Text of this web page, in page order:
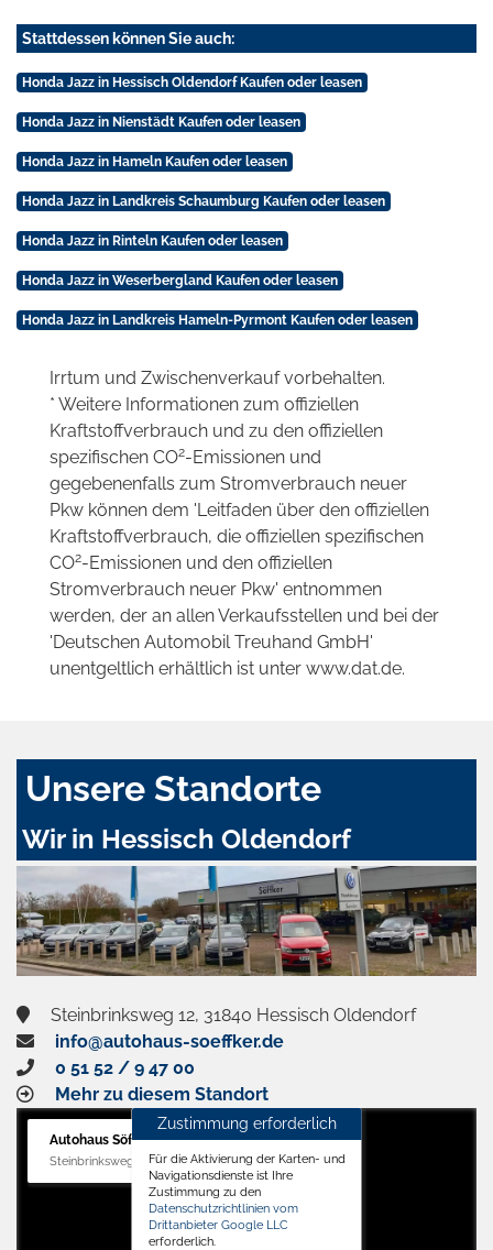
Stattdessen können Sie auch:
Honda Jazz in Hessisch Oldendorf Kaufen oder leasen
Honda Jazz in Nienstädt Kaufen oder leasen
Honda Jazz in Hameln Kaufen oder leasen
Honda Jazz in Landkreis Schaumburg Kaufen oder leasen
Honda Jazz in Rinteln Kaufen oder leasen
Honda Jazz in Weserbergland Kaufen oder leasen
Honda Jazz in Landkreis Hameln-Pyrmont Kaufen oder leasen
Irrtum und Zwischenverkauf vorbehalten.
* Weitere Informationen zum offiziellen
Kraftstoffverbrauch und zu den offiziellen
spezifischen CO2-Emissionen und
gegebenenfalls zum Stromverbrauch neuer
Pkw können dem 'Leitfaden über den offiziellen
Kraftstoffverbrauch, die offiziellen spezifischen
CO2-Emissionen und den offiziellen
Stromverbrauch neuer Pkw' entnommen
werden, der an allen Verkaufsstellen und bei der
'Deutschen Automobil Treuhand GmbH'
unentgeltlich erhältlich ist unter www.dat.de.
Unsere Standorte
Wir in Hessisch Oldendorf
Steinbrinksweg 12, 31840 Hessisch Oldendorf
info@autohaus-soeffker.de
0 51 52 / 9 47 00
Mehr zu diesem Standort
Autohaus Söffker GmbH
Steinbrinksweg 12, 31840 Hessisch Oldendorf
Zustimmung erforderlich
Für die Aktivierung der Karten- und
Navigationsdienste ist Ihre
Zustimmung zu den
Datenschutzrichtlinien vom
Drittanbieter Google LLC
erforderlich.